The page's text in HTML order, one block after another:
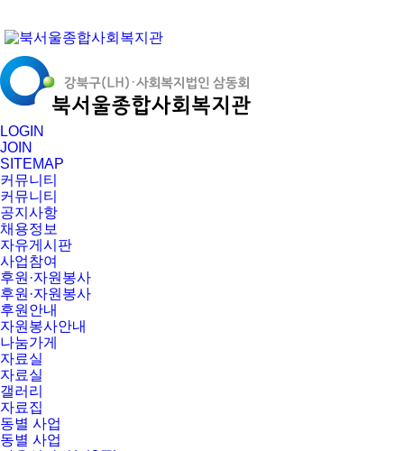
LOGIN
JOIN
SITEMAP
커뮤니티
커뮤니티
공지사항
채용정보
자유게시판
사업참여
후원·자원봉사
후원·자원봉사
후원안내
자원봉사안내
나눔가게
자료실
자료실
갤러리
자료집
동별 사업
동별 사업